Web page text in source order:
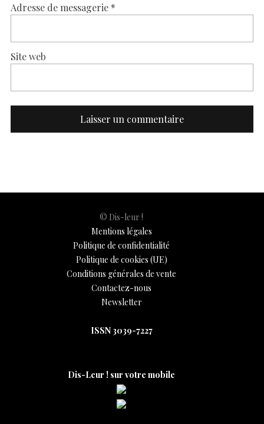
Adresse de messagerie *
Site web
© Dis-leur !
Mentions légales
Politique de confidentialité
Politique de cookies (UE)
Conditions générales de vente
Contactez-nous
Newsletter
ISSN 3039-7227
Dis-Leur ! sur votre mobile